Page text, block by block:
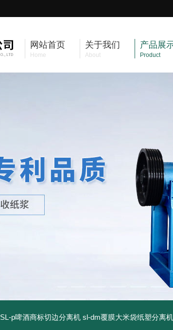
网站首页
Home
关于我们
About
产品展
Product
SL-p啤酒商标切边分离机 sl-dm覆膜大米袋纸塑分离机